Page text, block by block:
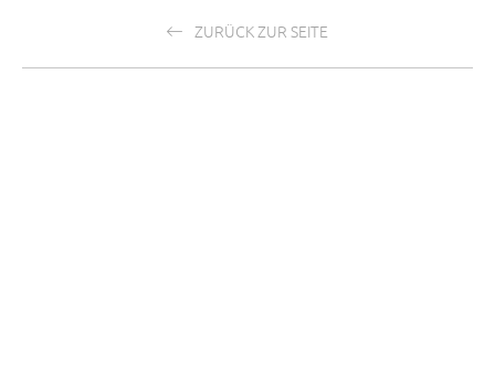
ZURÜCK ZUR SEITE